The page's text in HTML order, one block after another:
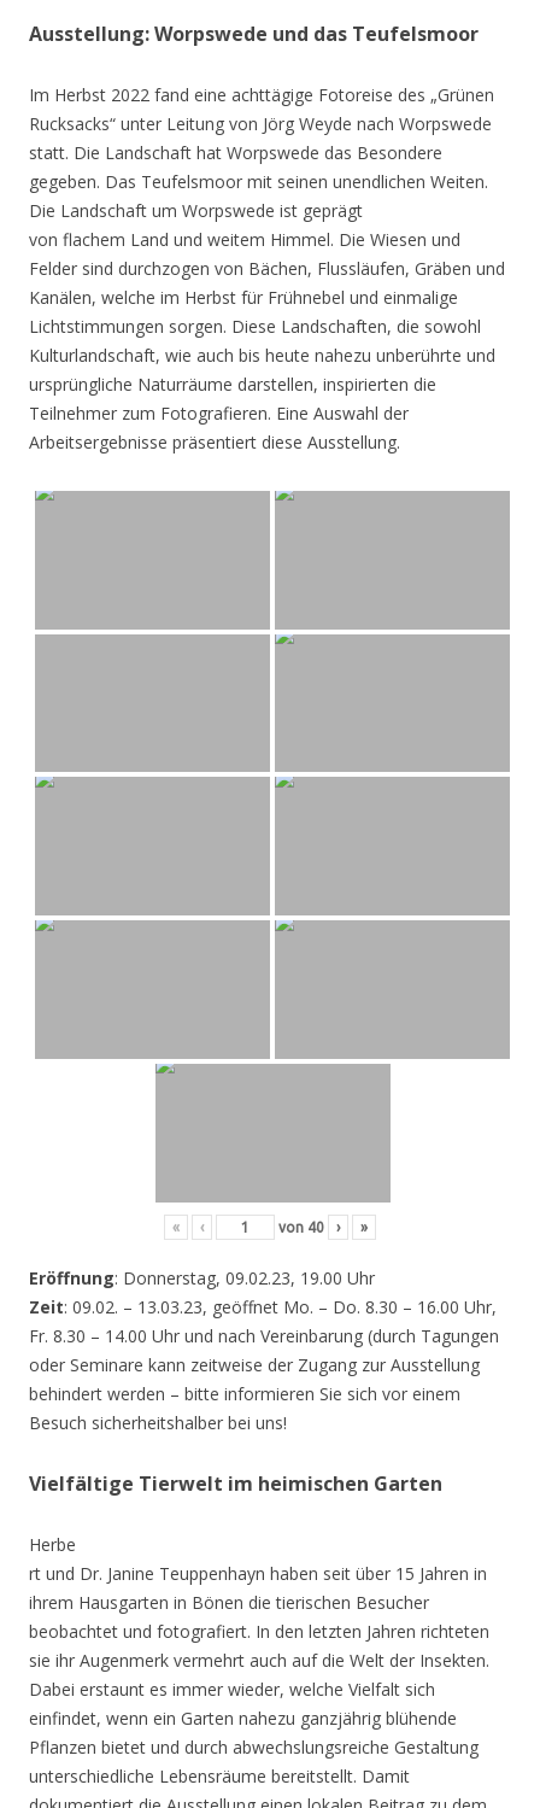
Ausstellung: Worpswede und das Teufelsmoor
Im Herbst 2022 fand eine achttägige Fotoreise des „Grünen
Rucksacks“ unter Leitung von Jörg Weyde nach Worpswede
statt. Die Landschaft hat Worpswede das Besondere
gegeben. Das Teufelsmoor mit seinen unendlichen Weiten.
Die Landschaft um Worpswede ist geprägt
von flachem Land und weitem Himmel. Die Wiesen und
Felder sind durchzogen von Bächen, Flussläufen, Gräben und
Kanälen, welche im Herbst für Frühnebel und einmalige
Lichtstimmungen sorgen. Diese Landschaften, die sowohl
Kulturlandschaft, wie auch bis heute nahezu unberührte und
ursprüngliche Naturräume darstellen, inspirierten die
Teilnehmer zum Fotografieren. Eine Auswahl der
Arbeitsergebnisse präsentiert diese Ausstellung.
« ‹ von 40 › »
Eröffnung: Donnerstag, 09.02.23, 19.00 Uhr
Zeit: 09.02. – 13.03.23, geöffnet Mo. – Do. 8.30 – 16.00 Uhr,
Fr. 8.30 – 14.00 Uhr und nach Vereinbarung (durch Tagungen
oder Seminare kann zeitweise der Zugang zur Ausstellung
behindert werden – bitte informieren Sie sich vor einem
Besuch sicherheitshalber bei uns!
Vielfältige Tierwelt im heimischen Garten
Herbe
rt und Dr. Janine Teuppenhayn haben seit über 15 Jahren in
ihrem Hausgarten in Bönen die tierischen Besucher
beobachtet und fotografiert. In den letzten Jahren richteten
sie ihr Augenmerk vermehrt auch auf die Welt der Insekten.
Dabei erstaunt es immer wieder, welche Vielfalt sich
einfindet, wenn ein Garten nahezu ganzjährig blühende
Pflanzen bietet und durch abwechslungsreiche Gestaltung
unterschiedliche Lebensräume bereitstellt. Damit